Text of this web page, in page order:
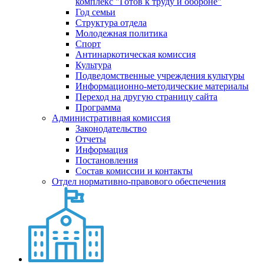
Год семьи
Структура отдела
Молодежная политика
Спорт
Антинаркотическая комиссия
Культура
Подведомственные учреждения культуры
Информационно-методические материалы
Переход на другую страницу сайта
Программа
Административная комиссия
Законодательство
Отчеты
Информация
Постановления
Состав комиссии и контакты
Отдел нормативно-правового обеспечения